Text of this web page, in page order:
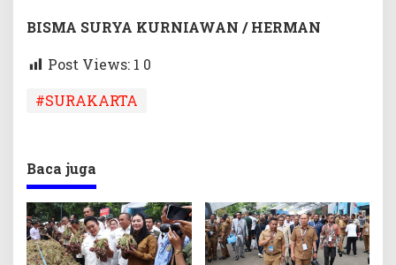
BISMA SURYA KURNIAWAN / HERMAN
Post Views: 1 0
#SURAKARTA
Baca juga